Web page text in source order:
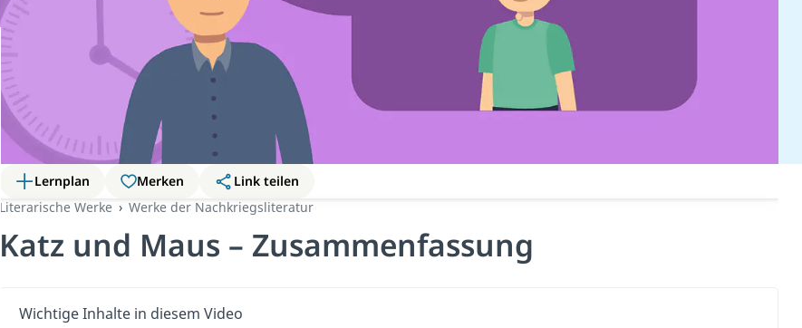
Lernplan Merken
Link teilen
Literarische Werke
Werke der Nachkriegsliteratur
Katz und Maus – Zusammenfassung
Wichtige Inhalte in diesem Video